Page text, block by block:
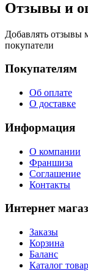
Отзывы и
Добавлять отзывы
покупатели
Покупателям
Об оплате
О доставке
Информация
О компании
Франшиза
Соглашение
Контакты
Интернет
Заказы
Корзина
Баланс
Каталог